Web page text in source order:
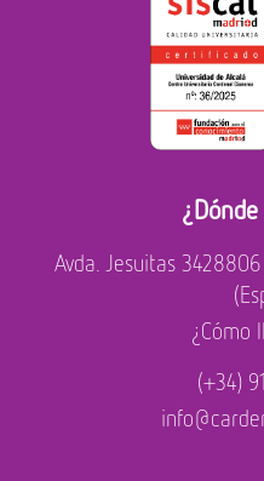
Avda. Jesuitas 34
¿Cómo
(+34)